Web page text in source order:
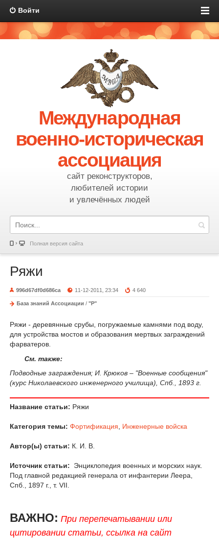
Войти
Международная
военно-историческая
ассоциация
сайт реконструкторов,
любителей истории
и увлечённых людей
Полная версия сайта
Ряжи
996d67df0d686ca 11-12-2011, 23:34 4 640
База знаний Ассоциации / "Р"
Ряжи - деревянные срубы, погружаемые камнями под воду,
для устройства мостов и образования мертвых заграждений
фарватеров.
См. также:
Подводные заграждения; И. Крюков – "Военные сообщения"
(курс Николаевского инженерного училища), Спб., 1893 г.
Название статьи: Ряжи
Категория темы: Фортификация, Инженерные войска
Автор(ы) статьи: К. И. В.
Источник статьи:
Энциклопедия военных и морских наук.
Под главной редакцией генерала от инфантерии Леера,
Спб., 1897 г., т. VII.
ВАЖНО: При перепечатывании или
цитировании статьи, ссылка на сайт